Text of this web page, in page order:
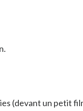
(devant un petit